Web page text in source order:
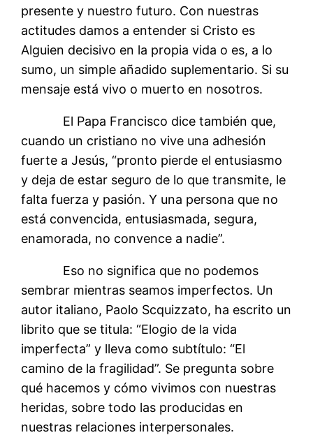
presente y nuestro futuro. Con nuestras
actitudes damos a entender si Cristo es
Alguien decisivo en la propia vida o es, a lo
sumo, un simple añadido suplementario. Si su
mensaje está vivo o muerto en nosotros.
El Papa Francisco dice también que,
cuando un cristiano no vive una adhesión
fuerte a Jesús, “pronto pierde el entusiasmo
y deja de estar seguro de lo que transmite, le
falta fuerza y pasión. Y una persona que no
está convencida, entusiasmada, segura,
enamorada, no convence a nadie”.
Eso no significa que no podemos
sembrar mientras seamos imperfectos. Un
autor italiano, Paolo Scquizzato, ha escrito un
librito que se titula: “Elogio de la vida
imperfecta” y lleva como subtítulo: “El
camino de la fragilidad”. Se pregunta sobre
qué hacemos y cómo vivimos con nuestras
heridas, sobre todo las producidas en
nuestras relaciones interpersonales.